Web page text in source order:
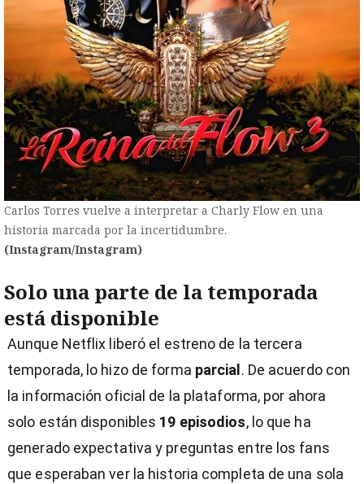
Carlos Torres vuelve a interpretar a Charly Flow en una
historia marcada por la incertidumbre.
(Instagram/Instagram)
Solo una parte de la temporada
está disponible
Aunque Netflix liberó el estreno de la tercera
temporada, lo hizo de forma parcial . De acuerdo con
la información oficial de la plataforma, por ahora
solo están disponibles 19 episodios, lo que ha
generado expectativa y preguntas entre los fans
que esperaban ver la historia completa de una sola